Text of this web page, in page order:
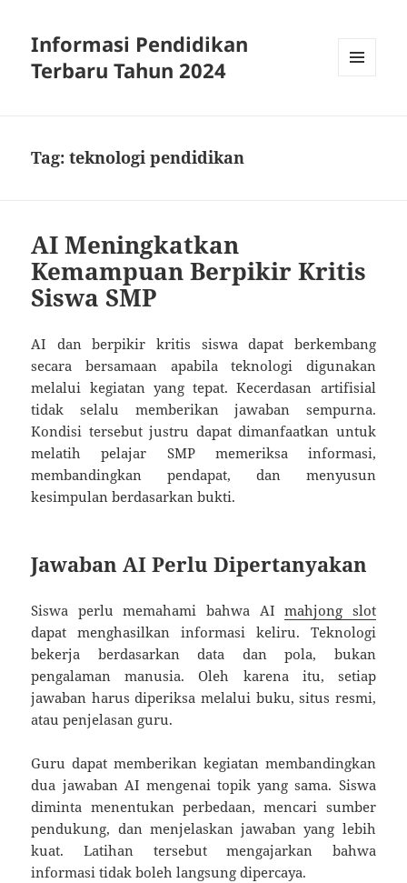
Informasi Pendidikan
Terbaru Tahun 2024
Tag:teknologi pendidikan
AI Meningkatkan
Kemampuan Berpikir Kritis
Siswa SMP
AI dan berpikir kritis siswa dapat berkembang
secara bersamaan apabila teknologi digunakan
melalui kegiatan yang tepat. Kecerdasan artifisial
tidak selalu memberikan jawaban sempurna.
Kondisi tersebut justru dapat dimanfaatkan untuk
melatih pelajar SMP memeriksa informasi,
membandingkan pendapat, dan menyusun
kesimpulan berdasarkan bukti.
Jawaban AI Perlu Dipertanyakan
Siswa perlu memahami bahwa AImahjong slot
dapat menghasilkan informasi keliru. Teknologi
bekerja berdasarkan data dan pola, bukan
pengalaman manusia. Oleh karena itu, setiap
jawaban harus diperiksa melalui buku, situs resmi,
atau penjelasan guru.
Guru dapat memberikan kegiatan membandingkan
dua jawaban AI mengenai topik yang sama. Siswa
diminta menentukan perbedaan, mencari sumber
pendukung, dan menjelaskan jawaban yang lebih
kuat. Latihan tersebut mengajarkan bahwa
informasi tidak boleh langsung dipercaya.